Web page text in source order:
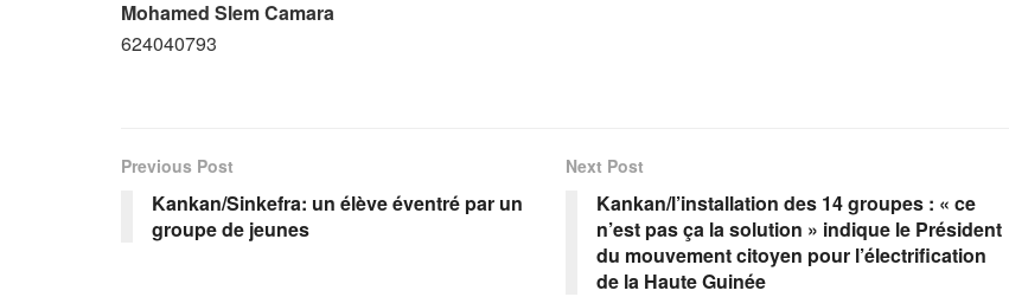
Mohamed Slem Camara
624040793
Previous Post
Kankan/Sinkefra: un élève éventré par un
groupe de jeunes
Next Post
Kankan/l’installation des 14 groupes : « ce
n’est pas ça la solution » indique le Président
du mouvement citoyen pour l’électrification
de la Haute Guinée